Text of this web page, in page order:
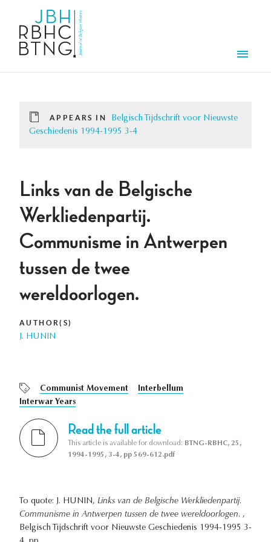
APPEARS IN
Belgisch Tijdschrift voor Nieuwste
Geschiedenis 1994-1995 3-4
Links van de Belgische
Werkliedenpartij.
Communisme in Antwerpen
tussen de twee
wereldoorlogen.
AUTHOR(S)
J. HUNIN
Communist Movement
Interbellum
Interwar Years
Read the full article
This article is available for download: BTNG-RBHC, 25,
1994-1995, 3-4, pp 569-612.pdf
To quote: J. HUNIN, Links van de Belgische Werkliedenpartij.
Communisme in Antwerpen tussen de twee wereldoorlogen. ,
Belgisch Tijdschrift voor Nieuwste Geschiedenis 1994-1995 3-